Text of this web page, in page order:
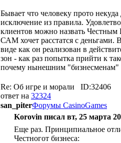
Бывает что человеку прото некуда
исключение из правила.
клиентов можно назвать
САМ хочет расстатся с деньгами.
виде как он реализован в
зон - как раз попытка прийти к
почему нынешним "бизнесменам"
Re: Об игре и морали
ID:32406
ответ на 32324
san_piterФорумы CasinoGames
Korovin писал вт, 25 марта
Еще раз. Принципиальное
Честногот бизнеса: